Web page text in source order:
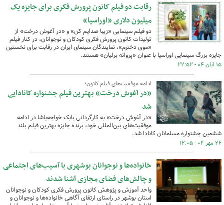
رقابت دو فیلم کانون پرورش فکری برای جایزه یک
میلیون دلاری «اوراسیا»
دو فیلم سینمایی «زیبا صدایم کن» و «در آغوش درخت» از
تولیدات کانون پرورش فکری کودکان و نوجوانان، در کنار فیلم
«موی دخترم»، نمایندگان سینمای ایران در رقابت برای نخستین
جایزه بزرگ سینمایی اوراسیا با عنوان «پروانه برلیان» هستند.
۱۵ آبان ۰۴ - ۲۲:۵۲
ادامه موفقیت‌های فیلم کانون؛
«در آغوش درخت» بهترین فیلم جشنواره کانادایی
شد
«در آغوش درخت» به کارگردانی بابک خواجه‌پاشا در ادامه
موفقیت‌های بین‌المللی خود، برنده جایزه بهترین فیلم بلند
ششمین جشنواره مسلمانان کانادا شد.
۲۶ مهر ۰۴ - ۱۲:۰۵
خانواده‌ها و نوجوانان بوشهری با آسیب‌های اجتماعی
و چالش‌های فضای مجازی آشنا شدند
واحد آموزش و پژوهش کانون پرورش فکری کودکان و نوجوانان
استان بوشهر در راستای ارتقای آگاهی خانواده‌ها و نوجوانان و